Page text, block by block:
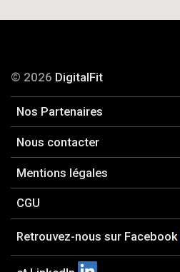
© 2026 DigitalFit
Nos Partenaires
Nous contacter
Mentions légales
CGU
Retrouvez-nous sur Facebook